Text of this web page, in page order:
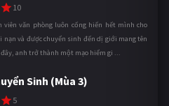
10
văn phòng luôn cống hiến hết mình cho
nạn và được chuyển sinh đến dị giới mang tên
đây, anh trở thành một mạo hiểm gi ...
Sinh (Mùa 3)
5